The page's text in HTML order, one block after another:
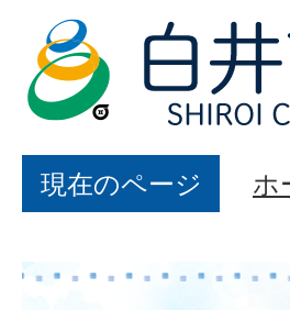
現在のページ ホ